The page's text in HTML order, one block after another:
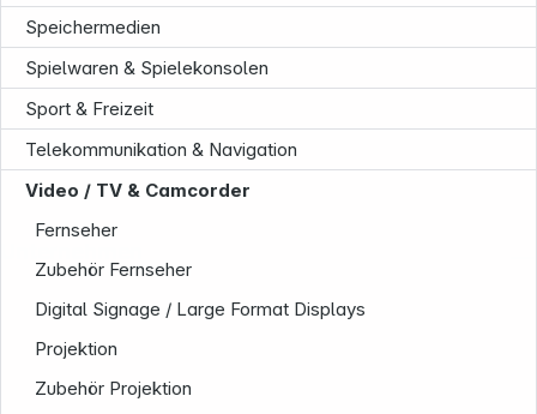
Speichermedien
Spielwaren & Spielekonsolen
Sport & Freizeit
Telekommunikation & Navigation
Video / TV & Camcorder
Fernseher
Zubehör Fernseher
Digital Signage / Large Format Displays
Projektion
Zubehör Projektion